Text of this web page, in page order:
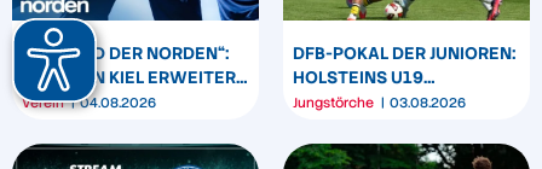
„WIR SIND DER NORDEN“:
HOLSTEIN KIEL ERWEITERT
SEIN MARKENBILD
Verein 04.08.2026
DFB-POKAL DER JUNIOREN:
HOLSTEINS U19
TRIUMPHIERT IN
Jungstörche 03.08.2026